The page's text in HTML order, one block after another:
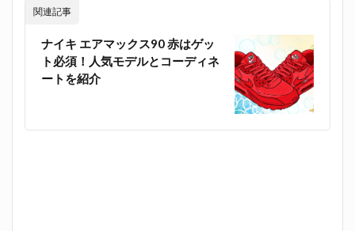
関連記事
ナイキ エアマックス90 赤はゲッ
ト必須！人気モデルとコーディネ
ートを紹介